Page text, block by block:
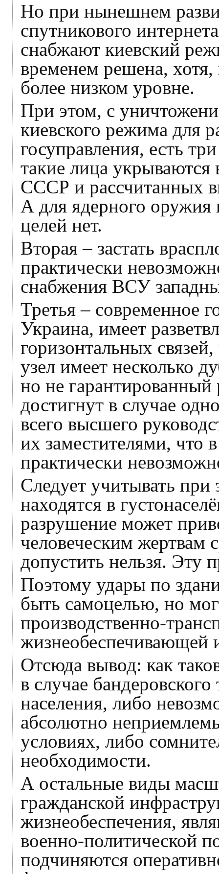
Но при нынешнем
спутникового
снабжают киевский
временем решена,
более низком уровне.
При этом, с
киевского режима для
госуправления, есть
такие лица
СССР и рассчитанных
А для ядерного
целей нет.
Вторая – застать
практически
снабжения ВСУ
Третья – современное
Украина, имеет
горизонтальных
узел имеет несколько
но не гарантированный
достигнут в случае
всего высшего
их заместителями, что
практически
Следует учитывать при
находятся в
разрушение может
человеческим жертвам
допустить нельзя. Эту
Поэтому удары по
быть самоцелью, но
производственно-
жизнеобеспечивающей
Отсюда вывод: как
в случае
населения, либо
абсолютно
условиях, либо
необходимости.
А остальные виды
гражданской
жизнеобеспечения,
военно-политической
подчиняются